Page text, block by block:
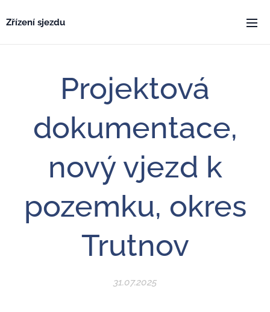
Zřízení sjezdu
Projektová
dokumentace,
nový vjezd k
pozemku, okres
Trutnov
31.07.2025